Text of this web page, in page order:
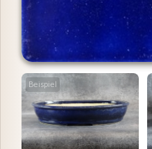
Beispiel